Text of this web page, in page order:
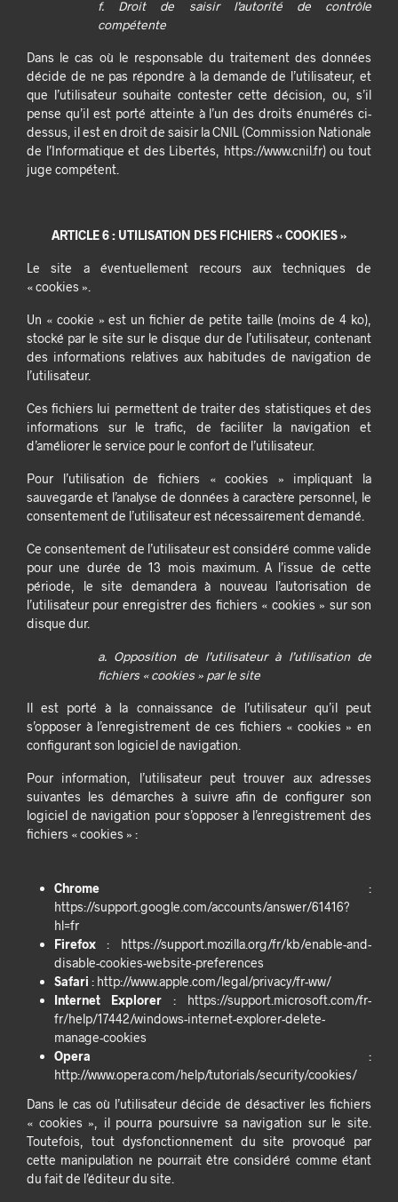
f. Droit de saisir l’autorité de contrôle
compétente
Dans le cas où le responsable du traitement des données
décide de ne pas répondre à la demande de l’utilisateur, et
que l’utilisateur souhaite contester cette décision, ou, s’il
pense qu’il est porté atteinte à l’un des droits énumérés ci-
dessus, il est en droit de saisir la CNIL (Commission Nationale
de l’Informatique et des Libertés, https://www.cnil.fr) ou tout
juge compétent.
ARTICLE 6 : UTILISATION DES FICHIERS « COOKIES »
Le site a éventuellement recours aux techniques de
« cookies ».
Un « cookie » est un fichier de petite taille (moins de 4 ko),
stocké par le site sur le disque dur de l’utilisateur, contenant
des informations relatives aux habitudes de navigation de
l’utilisateur.
Ces fichiers lui permettent de traiter des statistiques et des
informations sur le trafic, de faciliter la navigation et
d’améliorer le service pour le confort de l’utilisateur.
Pour l’utilisation de fichiers « cookies » impliquant la
sauvegarde et l’analyse de données à caractère personnel, le
consentement de l’utilisateur est nécessairement demandé.
Ce consentement de l’utilisateur est considéré comme valide
pour une durée de 13 mois maximum. A l’issue de cette
période, le site demandera à nouveau l’autorisation de
l’utilisateur pour enregistrer des fichiers « cookies » sur son
disque dur.
a. Opposition de l’utilisateur à l’utilisation de
fichiers « cookies » par le site
Il est porté à la connaissance de l’utilisateur qu’il peut
s’opposer à l’enregistrement de ces fichiers « cookies » en
configurant son logiciel de navigation.
Pour information, l’utilisateur peut trouver aux adresses
suivantes les démarches à suivre afin de configurer son
logiciel de navigation pour s’opposer à l’enregistrement des
fichiers « cookies » :
Chrome:
https://support.google.com/accounts/answer/61416?
hl=fr
Firefox: https://support.mozilla.org/fr/kb/enable-and-
disable-cookies-website-preferences
Safari : http://www.apple.com/legal/privacy/fr-ww/
Internet Explorer : https://support.microsoft.com/fr-
fr/help/17442/windows-internet-explorer-delete-
manage-cookies
Opera :
http://www.opera.com/help/tutorials/security/cookies/
Dans le cas où l’utilisateur décide de désactiver les fichiers
« cookies », il pourra poursuivre sa navigation sur le site.
Toutefois, tout dysfonctionnement du site provoqué par
cette manipulation ne pourrait être considéré comme étant
du fait de l’éditeur du site.